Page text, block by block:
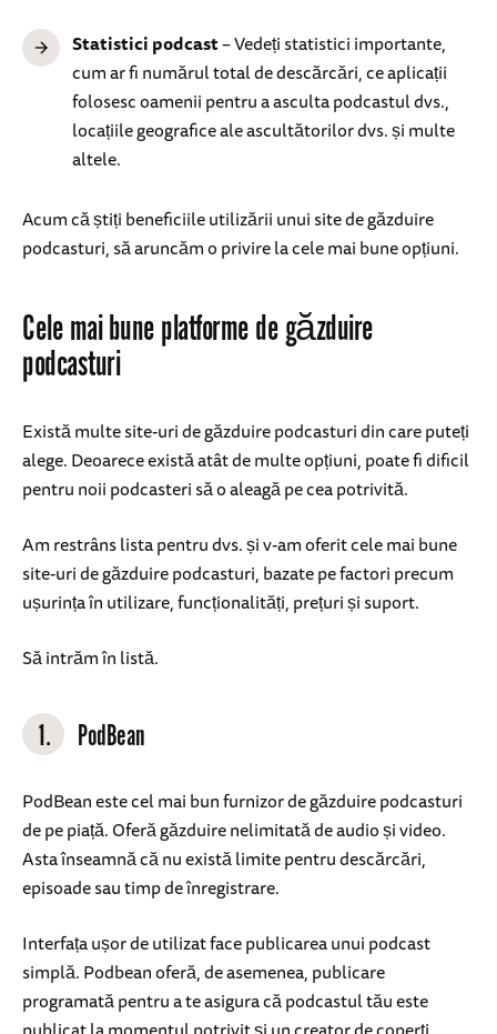
Statistici podcast– Vedeți statistici importante,
cum ar fi numărul total de descărcări, ce aplicații
folosesc oamenii pentru a asculta podcastul dvs.,
locațiile geografice ale ascultătorilor dvs. și multe
altele.
Acum că știți beneficiile utilizării unui site de găzduire
podcasturi, să aruncăm o privire la cele mai bune opțiuni.
Cele mai bune platforme de găzduire
podcasturi
Există multe site-uri de găzduire podcasturi din care puteți
alege. Deoarece există atât de multe opțiuni, poate fi dificil
pentru noii podcasteri să o aleagă pe cea potrivită.
Am restrâns lista pentru dvs. și v-am oferit cele mai bune
site-uri de găzduire podcasturi, bazate pe factori precum
ușurința în utilizare, funcționalități, prețuri și suport.
Să intrăm în listă.
1. PodBean
PodBean este cel mai bun furnizor de găzduire podcasturi
de pe piață. Oferă găzduire nelimitată de audio și video.
Asta înseamnă că nu există limite pentru descărcări,
episoade sau timp de înregistrare.
Interfața ușor de utilizat face publicarea unui podcast
simplă. Podbean oferă, de asemenea, publicare
programată pentru a te asigura că podcastul tău este